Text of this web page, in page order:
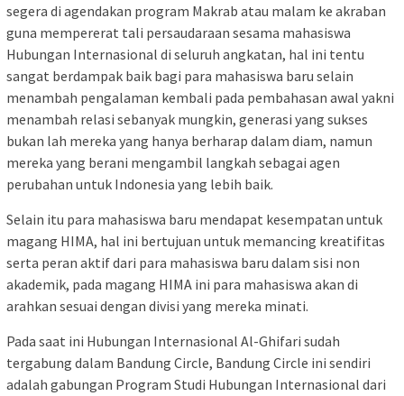
segera di agendakan program Makrab atau malam ke akraban
guna mempererat tali persaudaraan sesama mahasiswa
Hubungan Internasional di seluruh angkatan, hal ini tentu
sangat berdampak baik bagi para mahasiswa baru selain
menambah pengalaman kembali pada pembahasan awal yakni
menambah relasi sebanyak mungkin, generasi yang sukses
bukan lah mereka yang hanya berharap dalam diam, namun
mereka yang berani mengambil langkah sebagai agen
perubahan untuk Indonesia yang lebih baik.
Selain itu para mahasiswa baru mendapat kesempatan untuk
magang HIMA, hal ini bertujuan untuk memancing kreatifitas
serta peran aktif dari para mahasiswa baru dalam sisi non
akademik, pada magang HIMA ini para mahasiswa akan di
arahkan sesuai dengan divisi yang mereka minati.
Pada saat ini Hubungan Internasional Al-Ghifari sudah
tergabung dalam Bandung Circle, Bandung Circle ini sendiri
adalah gabungan Program Studi Hubungan Internasional dari